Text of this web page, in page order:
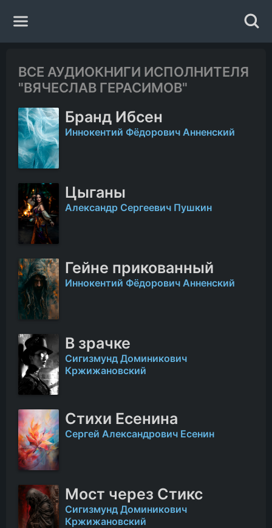
Жанры
Авторы
Исполнители
Случайная книга
ВСЕ АУДИОКНИГИ ИСПОЛНИТЕЛЯ
"ВЯЧЕСЛАВ ГЕРАСИМОВ"
Бранд Ибсен
Иннокентий Фёдорович Анненский
Цыганы
Александр Сергеевич Пушкин
Гейне прикованный
Иннокентий Фёдорович Анненский
В зрачке
Сигизмунд Доминикович
Кржижановский
Стихи Есенина
Сергей Александрович Есенин
Мост через Стикс
Сигизмунд Доминикович
Кржижановский